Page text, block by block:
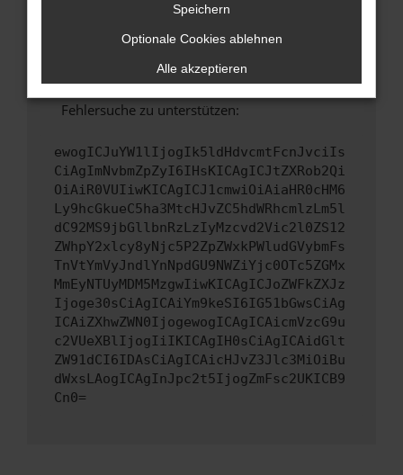
Wende dich an den Webseitenbetreiber.
Wenn du alle oben genannten Schritte versucht
hast, kontaktiere uns bitte. Wir werden
versuchen, das Problem zu beheben. Du kannst
uns diesen Text schicken, um uns bei der
Fehlersuche zu unterstützen:
ewogICJuYW1lIjogIk5ldHdvcmtFcnJvciIs
CiAgImNvbmZpZyI6IHsKICAgICJtZXRob2Qi
OiAiR0VUIiwKICAgICJ1cmwiOiAiaHR0cHM6
Ly9hcGkueC5ha3MtcHJvZC5hdWRhcmlzLm5l
dC92MS9jbGllbnRzLzIyMzcvd2Vic2l0ZS12
ZWhpY2xlcy8yNjc5P2ZpZWxkPWludGVybmFs
TnVtYmVyJndlYnNpdGU9NWZiYjc0OTc5ZGMx
MmEyNTUyMDM5MzgwIiwKICAgICJoZWFkZXJz
Ijoge30sCiAgICAiYm9keSI6IG51bGwsCiAg
ICAiZXhwZWN0IjogewogICAgICAicmVzcG9u
c2VUeXBlIjogIiIKICAgIH0sCiAgICAidGlt
ZW91dCI6IDAsCiAgICAicHJvZ3Jlc3MiOiBu
dWxsLAogICAgInJpc2t5IjogZmFsc2UKICB9
Cn0=
Speichern
Optionale Cookies ablehnen
Alle akzeptieren